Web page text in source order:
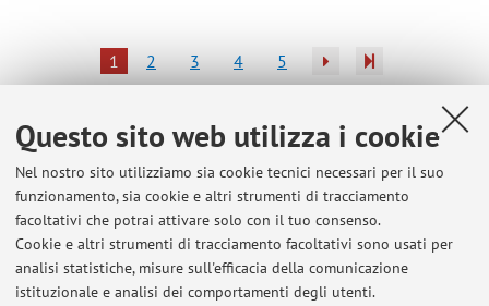
Questo sito web utilizza i cookie
Nel nostro sito utilizziamo sia cookie tecnici necessari per il suo
funzionamento, sia cookie e altri strumenti di tracciamento
facoltativi che potrai attivare solo con il tuo consenso.
Cookie e altri strumenti di tracciamento facoltativi sono usati per
analisi statistiche, misure sull'efficacia della comunicazione
istituzionale e analisi dei comportamenti degli utenti.
1 2 3 4 5
Ultimi avvisi
Lezione di Elettrochimica di domani 19/9/24 online
Pubblicato il: 18 settembre 2024